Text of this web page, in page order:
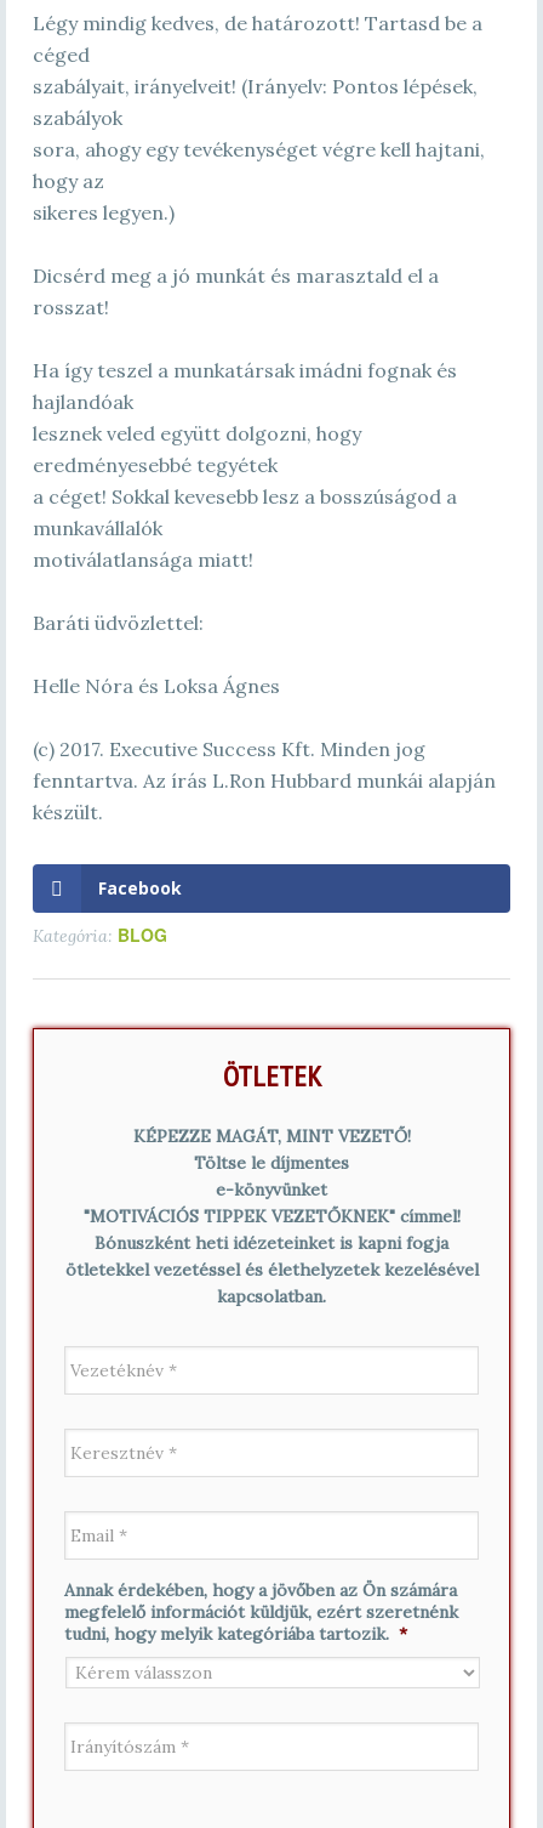
Légy mindig kedves, de határozott! Tartasd be a
céged
szabályait, irányelveit! (Irányelv: Pontos lépések,
szabályok
sora, ahogy egy tevékenységet végre kell hajtani,
hogy az
sikeres legyen.)
Dicsérd meg a jó munkát és marasztald el a
rosszat!
Ha így teszel a munkatársak imádni fognak és
hajlandóak
lesznek veled együtt dolgozni, hogy
eredményesebbé tegyétek
a céget! Sokkal kevesebb lesz a bosszúságod a
munkavállalók
motiválatlansága miatt!
Baráti üdvözlettel:
Helle Nóra és Loksa Ágnes
(c) 2017. Executive Success Kft. Minden jog
fenntartva. Az írás L.Ron Hubbard munkái alapján
készült.
Facebook
Kategória: BLOG
ÖTLETEK
KÉPEZZE MAGÁT, MINT VEZETŐ!
Töltse le díjmentes
e-könyvünket
"MOTIVÁCIÓS TIPPEK VEZETŐKNEK" címmel!
Bónuszként heti idézeteinket is kapni fogja
ötletekkel vezetéssel és élethelyzetek kezelésével
kapcsolatban.
V
e
t
é
k
é
v
*
K
e
s
z
t
n
é
v
*
E
m
l
*
Annak érdekében, hogy a jövőben az Ön számára
megfelelő információt küldjük, ezért szeretnénk
tudni, hogy melyik kategóriába tartozik. *
I
r